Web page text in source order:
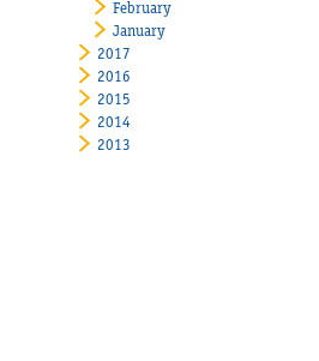
February
January
2017
2016
2015
2014
2013